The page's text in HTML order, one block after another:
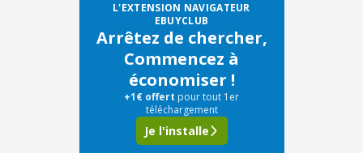
L'EXTENSION NAVIGATEUR
EBUYCLUB
Arrêtez de chercher,
Commencez à
économiser !
+1€ offert pour tout 1er
téléchargement
Je l'installe